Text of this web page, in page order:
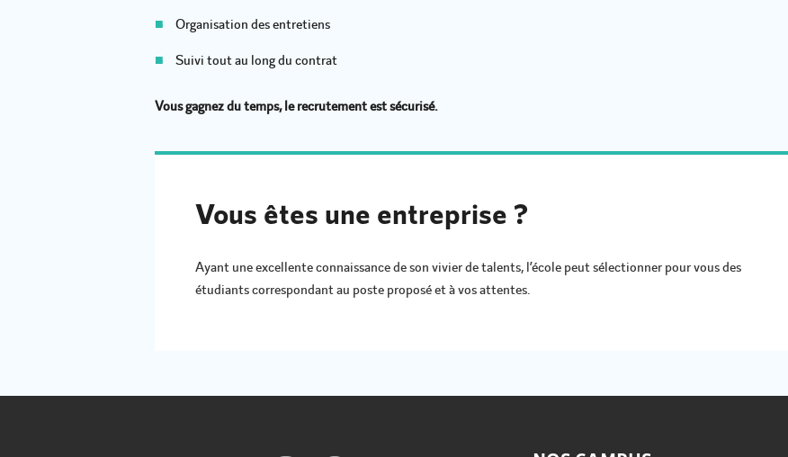
■
Organisation des entretiens
■
Suivi tout au long du contrat
Vous gagnez du temps, le recrutement est sécurisé.
Vous êtes une entreprise ?
Ayant une excellente connaissance de son vivier de talents, l’école peut sélectionner pour vous des
étudiants correspondant au poste proposé et à vos attentes.